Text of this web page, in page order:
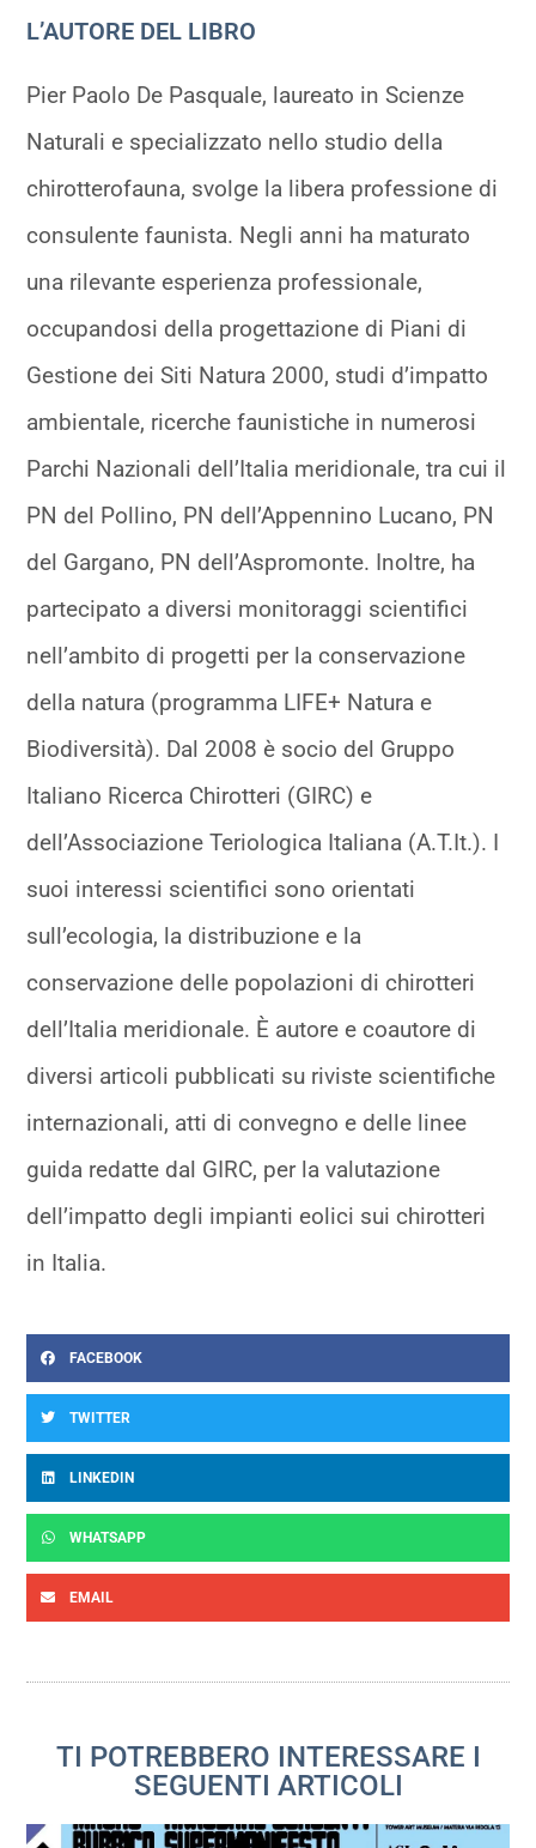
L’AUTORE DEL LIBRO
Pier Paolo De Pasquale, laureato in Scienze
Naturali e specializzato nello studio della
chirotterofauna, svolge la libera professione di
consulente faunista. Negli anni ha maturato
una rilevante esperienza professionale,
occupandosi della progettazione di Piani di
Gestione dei Siti Natura 2000, studi d’impatto
ambientale, ricerche faunistiche in numerosi
Parchi Nazionali dell’Italia meridionale, tra cui il
PN del Pollino, PN dell’Appennino Lucano, PN
del Gargano, PN dell’Aspromonte. Inoltre, ha
partecipato a diversi monitoraggi scientifici
nell’ambito di progetti per la conservazione
della natura (programma LIFE+ Natura e
Biodiversità). Dal 2008 è socio del Gruppo
Italiano Ricerca Chirotteri (GIRC) e
dell’Associazione Teriologica Italiana (A.T.It.). I
suoi interessi scientifici sono orientati
sull’ecologia, la distribuzione e la
conservazione delle popolazioni di chirotteri
dell’Italia meridionale. È autore e coautore di
diversi articoli pubblicati su riviste scientifiche
internazionali, atti di convegno e delle linee
guida redatte dal GIRC, per la valutazione
dell’impatto degli impianti eolici sui chirotteri
in Italia.
FACEBOOK
TWITTER
LINKEDIN
WHATSAPP
EMAIL
TI POTREBBERO INTERESSARE I
SEGUENTI ARTICOLI